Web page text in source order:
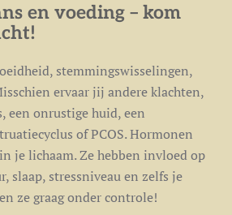
en voeding – kom
stemmingswisselingen,
ervaar jij andere klachten,
een onrustige huid, een
of PCOS. Hormonen
je lichaam. Ze hebben invloed op
slaap, stressniveau en zelfs je
ze graag onder controle!